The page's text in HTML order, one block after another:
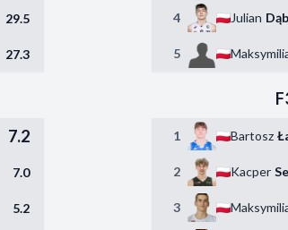
29.5
27.3
4 Julian
5
7.2
7.0
5.2
1 Bartosz
2 Kacper
3